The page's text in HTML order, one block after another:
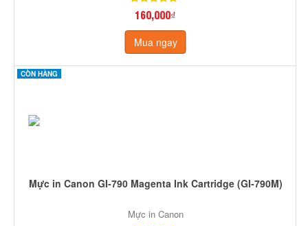
160,000₫
Mua ngay
CÒN HÀNG
Mực in Canon GI-790 Magenta Ink Cartridge (GI-790M)
Mực in Canon